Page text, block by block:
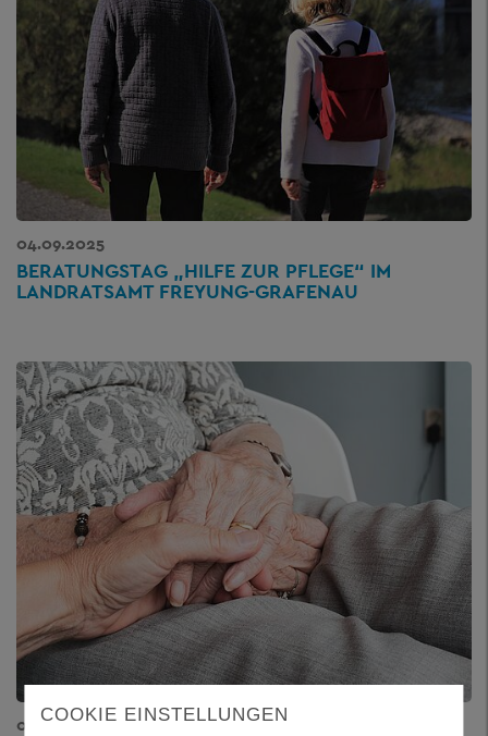
04.09.2025
BERATUNGSTAG „HILFE ZUR PFLEGE“ IM
LANDRATSAMT FREYUNG-GRAFENAU
02.09.2025
COOKIE EINSTELLUNGEN